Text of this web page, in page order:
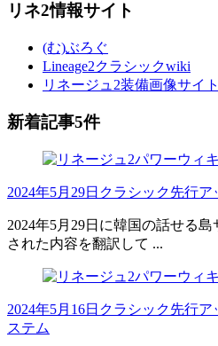
リネ2情報サイト
(む)ぶろぐ
Lineage2クラシックwiki
リネージュ2装備画像サイト
新着記事5件
2024年5月29日クラシック先行
2024年5月29日に韓国の話せる
された内容を翻訳して ...
2024年5月16日クラシック先行
ステム